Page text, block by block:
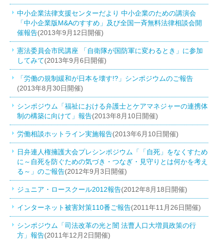
中小企業法律支援センターだより 中小企業のための講演会
「中小企業版M&Aのすすめ」及び全国一斉無料法律相談会開
催報告(2013年9月12日開催)
憲法委員会市民講座 「自衛隊が国防軍に変わるとき」に参加
してみて(2013年9月6日開催)
「労働の規制緩和が日本を壊す!?」シンポジウムのご報告
(2013年8月30日開催)
シンポジウム「福祉における弁護士とケアマネジャーの連携体
制の構築に向けて」報告(2013年8月10日開催)
労働相談ホットライン実施報告(2013年6月10日開催)
日弁連人権擁護大会プレシンポジウム「「自死」をなくすため
に～自死を防ぐための気づき・つなぎ・見守りとは何かを考え
る～」のご報告(2012年9月3日開催)
ジュニア・ロースクール2012報告(2012年8月18日開催)
インターネット被害対策110番ご報告(2011年11月26日開催)
シンポジウム「司法改革の光と闇 法曹人口大増員政策の行
方」報告(2011年12月2日開催)